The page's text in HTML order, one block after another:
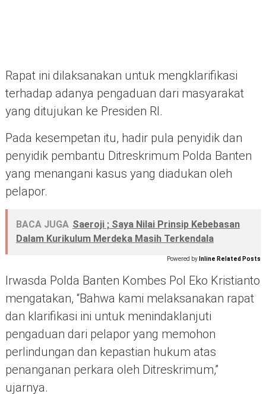
Rapat ini dilaksanakan untuk mengklarifikasi
terhadap adanya pengaduan dari masyarakat
yang ditujukan ke Presiden RI.
Pada kesempetan itu, hadir pula penyidik dan
penyidik pembantu Ditreskrimum Polda Banten
yang menangani kasus yang diadukan oleh
pelapor.
BACA JUGA Saeroji ; Saya Nilai Prinsip Kebebasan
Dalam Kurikulum Merdeka Masih Terkendala
Powered by Inline Related Posts
Irwasda Polda Banten Kombes Pol Eko Kristianto
mengatakan, “Bahwa kami melaksanakan rapat
dan klarifikasi ini untuk menindaklanjuti
pengaduan dari pelapor yang memohon
perlindungan dan kepastian hukum atas
penanganan perkara oleh Ditreskrimum,”
ujarnya.